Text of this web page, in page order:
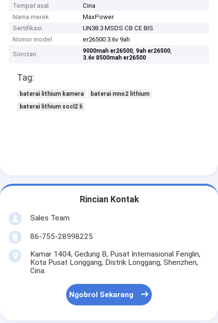
Tempat asal
Cina
Nama merek
MaxPower
Sertifikasi
UN38.3 MSDS CB CE BIS
Nomor model
er26500 3.6v 9ah
Sorotan:
9000mah er26500, 9ah er26500,
3.6v 8500mah er26500
Tag:
baterai lithium kamera
baterai mno2 lithium
baterai lithium socl2 li
Rincian Kontak
Sales Team
86-755-28998225
Kamar 1404, Gedung B, Pusat Internasional Fenglin,
Kota Pusat Longgang, Distrik Longgang, Shenzhen,
Cina.
Ngobrol Sekarang